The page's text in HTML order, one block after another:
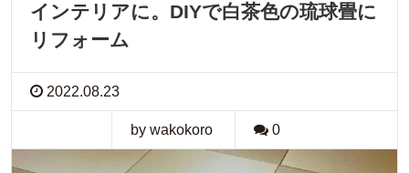
インテリアに。DIYで白茶色の琉球畳に
リフォーム
2022.08.23
by wakokoro 0